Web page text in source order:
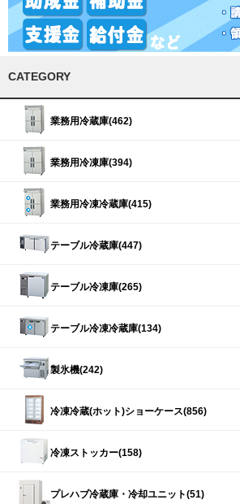
CATEGORY
業務用冷蔵庫(462)
業務用冷凍庫(394)
業務用冷凍冷蔵庫(415)
テーブル冷蔵庫(447)
テーブル冷凍庫(265)
テーブル冷凍冷蔵庫(134)
製氷機(242)
冷凍冷蔵(ホット)ショーケース(856)
冷凍ストッカー(158)
プレハブ冷蔵庫・冷却ユニット(51)